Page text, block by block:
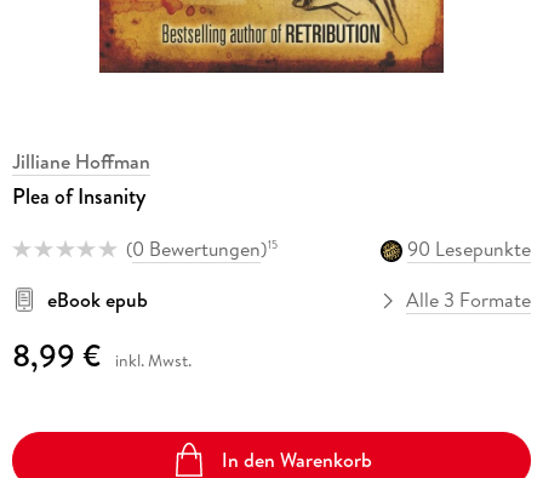
Jilliane Hoffman
Plea of Insanity
(0 Bewertungen)15
90 Lesepunkte
eBook epub
Alle 3 Formate
8,99 € inkl. Mwst.
In den Warenkorb